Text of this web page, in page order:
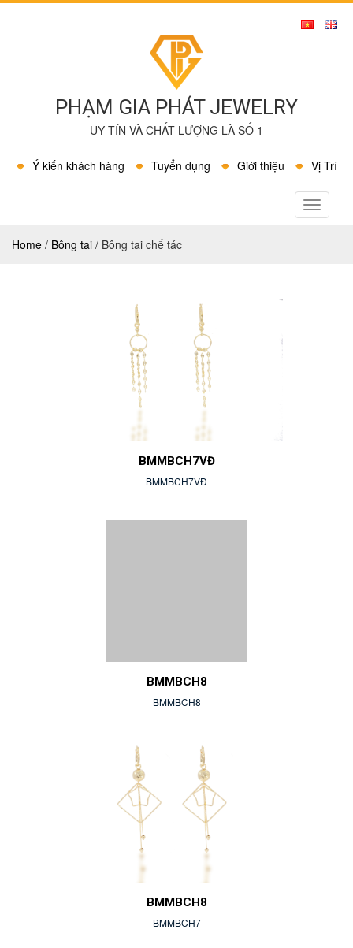
PHẠM GIA PHÁT JEWELRY
UY TÍN VÀ CHẤT LƯỢNG LÀ SỐ 1
Ý kiến khách hàng Tuyển dụng Giới thiệu Vị Trí
MENU
Home / Bông tai / Bông tai chế tác
BMMBCH7VĐ
BMMBCH7VĐ
BMMBCH8
BMMBCH8
BMMBCH8
BMMBCH7